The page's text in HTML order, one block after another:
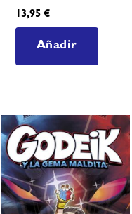
13,95 €
Añadir